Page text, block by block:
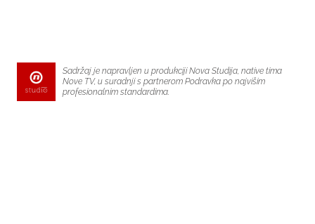
Sadržaj je napravljen u produkciji Nova Studija, native tima
Nove TV, u suradnji s partnerom Podravka po najvišim
profesionalnim standardima.